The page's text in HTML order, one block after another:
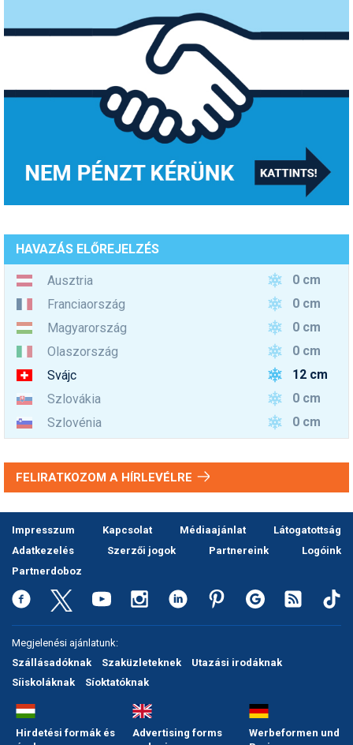
HAVAZÁS ELŐREJELZÉS
Ausztria
0 cm
Franciaország
0 cm
Magyarország
0 cm
Olaszország
0 cm
Svájc
12 cm
Szlovákia
0 cm
Szlovénia
0 cm
FELIRATKOZOM A HÍRLEVÉLRE
Impresszum Kapcsolat Médiaajánlat
Látogatottság
Adatkezelés
Szerzői jogok Partnereink
Logóink
Partnerdoboz
Megjelenési ajánlatunk:
Szállásadóknak
Szaküzleteknek
Utazási irodáknak
Síiskoláknak
Síoktatóknak
Hirdetési formák és
Advertising forms
Werbeformen und